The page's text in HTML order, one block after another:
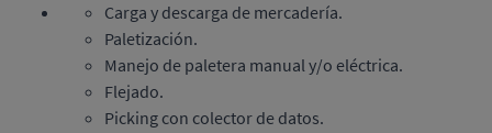
Carga y descarga de mercadería.
Paletización.
Manejo de paletera manual y/o eléctrica.
Flejado.
Picking con colector de datos.